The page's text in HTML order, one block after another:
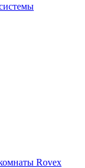
Rovex